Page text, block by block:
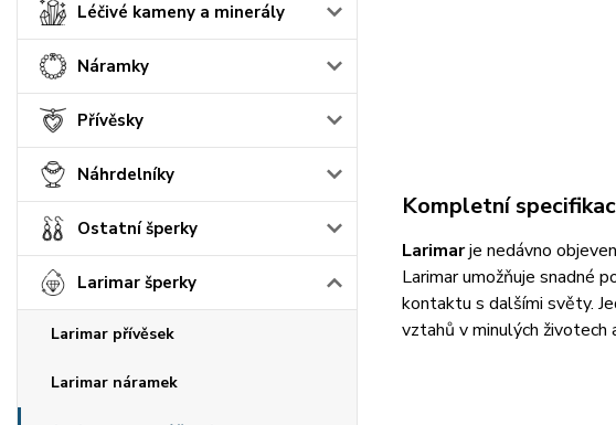
Léčivé kameny a minerály
Náramky
Přívěsky
Náhrdelníky
Ostatní šperky
Larimar šperky
Larimar přívěsek
Larimar náramek
Kompletní
Larimarje nedávno
Larimar umožňuje snadné
kontaktu s dalšími světy.
vztahů v minulých životech